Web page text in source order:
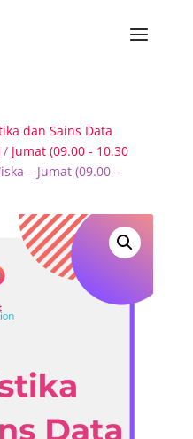
dan Sains Data
/ Jumat (09.00 - 10.30
– Jumat (09.00 –